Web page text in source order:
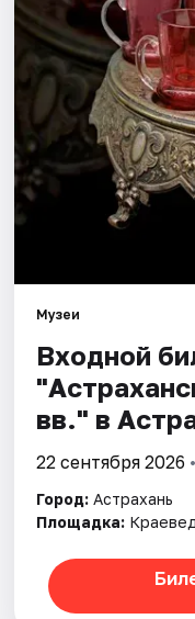
Артисты
Рейтинги
Музеи
Входной
вв." в
22 сентября 2026
Город: Астрахань
Площадка: